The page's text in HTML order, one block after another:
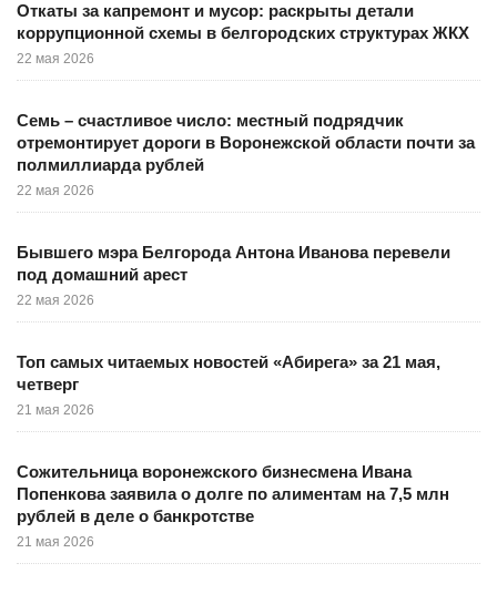
Откаты за капремонт и мусор: раскрыты детали
коррупционной схемы в белгородских структурах ЖКХ
22 мая 2026
Семь – счастливое число: местный подрядчик
отремонтирует дороги в Воронежской области почти за
полмиллиарда рублей
22 мая 2026
Бывшего мэра Белгорода Антона Иванова перевели
под домашний арест
22 мая 2026
Топ самых читаемых новостей «Абирега» за 21 мая,
четверг
21 мая 2026
Сожительница воронежского бизнесмена Ивана
Попенкова заявила о долге по алиментам на 7,5 млн
рублей в деле о банкротстве
21 мая 2026